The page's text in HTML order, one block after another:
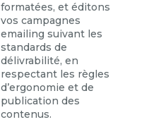
formatées, et éditons
vos campagnes
emailing suivant les
standards de
délivrabilité, en
respectant les règles
d’ergonomie et de
publication des
contenus.